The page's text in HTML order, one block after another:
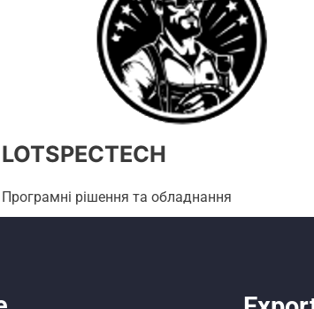
LOTSPECTECH
Програмні рішення та обладнання